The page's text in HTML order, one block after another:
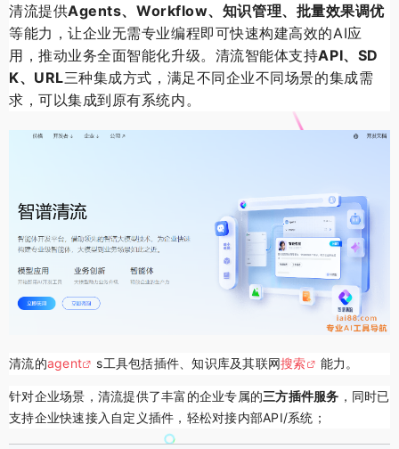
清流提供Agents、 Workflow、知识管理、批量效果调优
等能力，让企业无需专业编程即可快速构建高效的AI应
用，推动业务全面智能化升级。 清流智能体支持API、SD
K、URL三种集成方式，满足不同企业不同场景的集成需
求，可以集成到原有系统内。
清流的agent s工具包括插件、知识库及其联网搜索 能力。
针对企业场景，清流提供了丰富的企业专属的三方插件服务 ，同时已
支持企业快速接入自定义插件，轻松对接内部API/系统；